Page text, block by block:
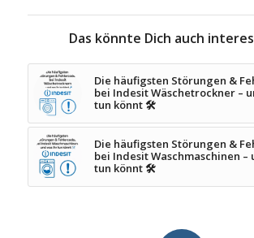
Das könnte Dich auch
Die häufigsten Störungen &
bei Indesit Wäschetrockner –
tun könnt 🛠️
Die häufigsten Störungen &
bei Indesit Waschmaschinen –
tun könnt 🛠️